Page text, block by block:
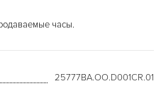
часы.
25777BA.OO.D001CR.01